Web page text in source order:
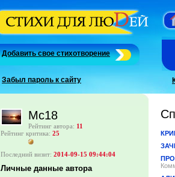
Добавить свое стихотворение
Забыл пароль к сайту
Mc18
Рейтинг автора: 11
Рейтинг критика: 25
Последний визит: 2014-09-15 09:44:04
Личные данные автора